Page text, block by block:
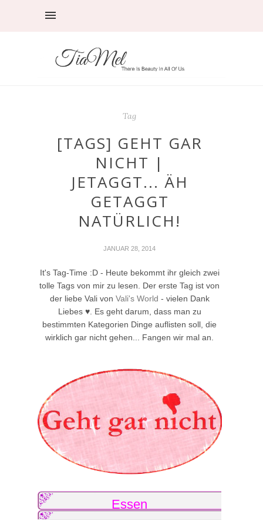
Tag
[TAGS] GEHT GAR
NICHT |
JETAGGT... ÄH
GETAGGT
NATÜRLICH!
JANUAR 28, 2014
It's Tag-Time :D - Heute bekommt ihr gleich zwei
tolle Tags von mir zu lesen. Der erste Tag ist von
der liebe Vali von Vali's World - vielen Dank
Liebes ♥. Es geht darum, dass man zu
bestimmten Kategorien Dinge auflisten soll, die
wirklich gar nicht gehen... Fangen wir mal an.
Essen